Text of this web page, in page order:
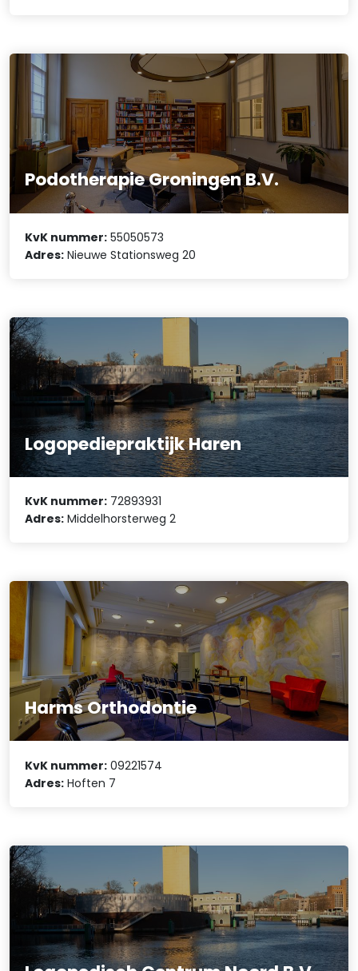
Podotherapie Groningen B.V.
KvK nummer: 55050573
Adres: Nieuwe Stationsweg 20
Logopediepraktijk Haren
KvK nummer: 72893931
Adres: Middelhorsterweg 2
Harms Orthodontie
KvK nummer: 09221574
Adres: Hoften 7